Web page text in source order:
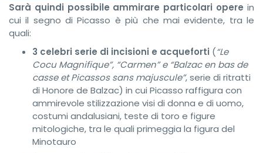
Sarà quindi possibile ammirare particolari opere in
cui il segno di Picasso è più che mai evidente, tra le
quali:
3 celebri serie di incisioni e acqueforti (“Le
Cocu Magnifique”, “Carmen” e “Balzac en bas de
casse et Picassos sans majuscule”, serie di ritratti
di Honore de Balzac) in cui Picasso raffigura con
ammirevole stilizzazione visi di donna e di uomo,
costumi andalusiani, teste di toro e figure
mitologiche, tra le quali primeggia la figura del
Minotauro